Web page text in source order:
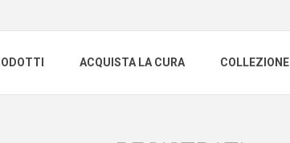
ACQUISTA LA CURA COLLEZIONE